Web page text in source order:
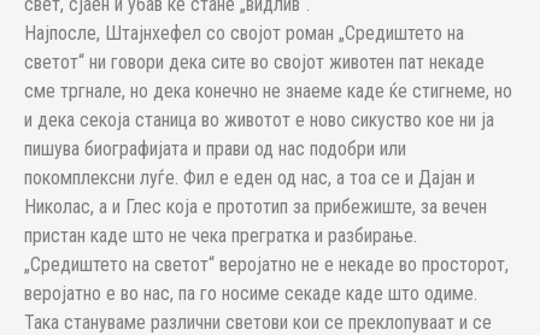
Најпосле, Штајнхефел со својот роман „Средиштето на
светот“ ни говори дека сите во својот животен пат некаде
сме тргнале, но дека конечно не знаеме каде ќе стигнеме, но
и дека секоја станица во животот е ново сикуство кое ни ја
пишува биографијата и прави од нас подобри или
покомплексни луѓе. Фил е еден од нас, а тоа се и Дајан и
Николас, а и Глес која е прототип за прибежиште, за вечен
пристан каде што не чека прегратка и разбирање.
„Средиштето на светот“ веројатно не е некаде во просторот,
веројатно е во нас, па го носиме секаде каде што одиме.
Така стануваме различни светови кои се преклопуваат и се